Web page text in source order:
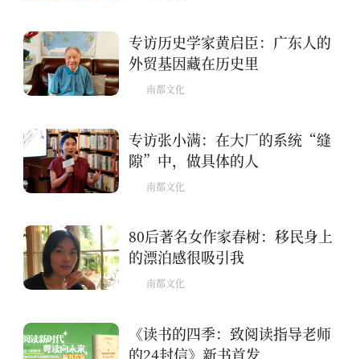
专访历史学家黄启臣：广东人的
外贸基因藏在历史里
南都文化
专访张小满：在大厂的系统“缝
隙”中，做具体的人
南都文化
80后著名女作家春树：移民身上
的漂泊感很吸引我
南都文化
《读书的四季：致阅读指导老师
的24封信》新书首发